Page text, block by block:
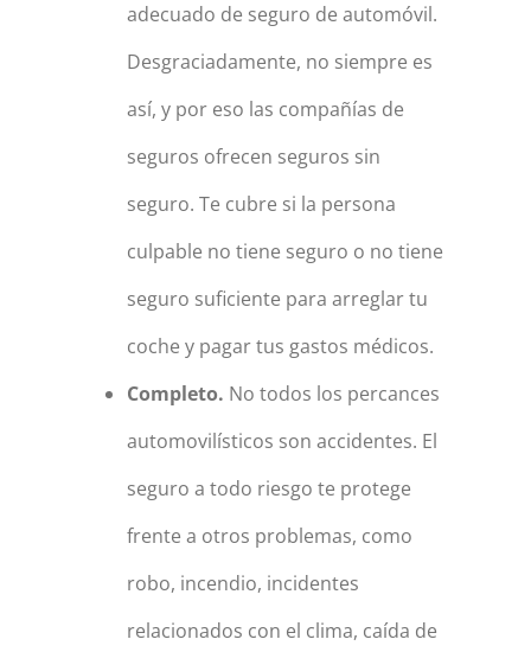
adecuado de seguro de automóvil.
Desgraciadamente, no siempre es
así, y por eso las compañías de
seguros ofrecen seguros sin
seguro. Te cubre si la persona
culpable no tiene seguro o no tiene
seguro suficiente para arreglar tu
coche y pagar tus gastos médicos.
Completo. No todos los percances
automovilísticos son accidentes. El
seguro a todo riesgo te protege
frente a otros problemas, como
robo, incendio, incidentes
relacionados con el clima, caída de